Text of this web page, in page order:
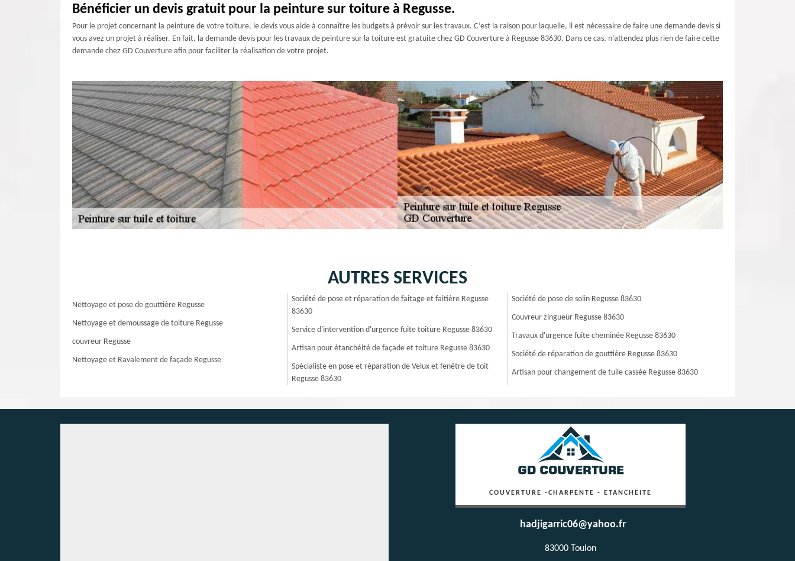
Bénéficier un devis gratuit pour la peinture sur toiture à Regusse.
Pour le projet concernant la peinture de votre toiture, le devis vous aide à connaître les budgets à prévoir sur les travaux. C’est la raison pour laquelle, il est nécessaire de faire une demande devis si
vous avez un projet à réaliser. En fait, la demande devis pour les travaux de peinture sur la toiture est gratuite chez GD Couverture à Regusse 83630. Dans ce cas, n’attendez plus rien de faire cette
demande chez GD Couverture afin pour faciliter la réalisation de votre projet.
AUTRES SERVICES
Nettoyage et pose de gouttière Regusse
Nettoyage et demoussage de toiture Regusse
couvreur Regusse
Nettoyage et Ravalement de façade Regusse
Société de pose et réparation de faitage et faitière Regusse
83630
Service d'intervention d'urgence fuite toiture Regusse 83630
Artisan pour étanchéité de façade et toiture Regusse 83630
Spécialiste en pose et réparation de Velux et fenêtre de toit
Regusse 83630
Société de pose de solin Regusse 83630
Couvreur zingueur Regusse 83630
Travaux d'urgence fuite cheminée Regusse 83630
Société de réparation de gouttière Regusse 83630
Artisan pour changement de tuile cassée Regusse 83630
COUVERTURE -CHARPENTE - ETANCHEITE
hadjigarric06@yahoo.fr
83000 Toulon